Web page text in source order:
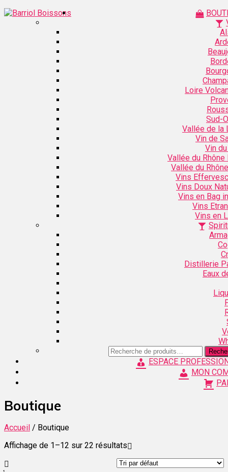
Loire
Sud-
Vallée de la
Vin de
Vin
Vallée du Rhône
Vallée du
Vins
Vins Doux
Vins en Bag
Vins
Vins en
Distillerie
Eaux
Recherche
pour :
ESPACE
MON
Boutique
Accueil / Boutique
Affichage de 1–12 sur 22 résultats